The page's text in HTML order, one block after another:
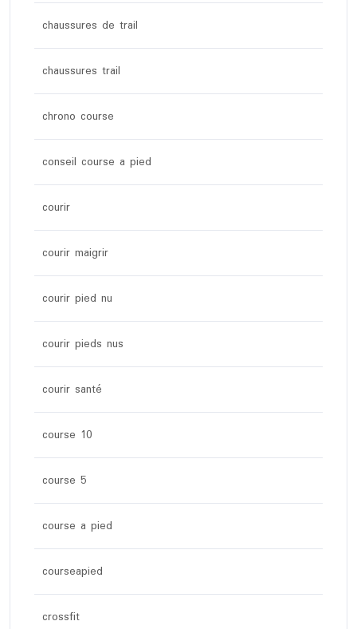
chaussures de trail
chaussures trail
chrono course
conseil course a pied
courir
courir maigrir
courir pied nu
courir pieds nus
courir santé
course 10
course 5
course a pied
courseapied
crossfit